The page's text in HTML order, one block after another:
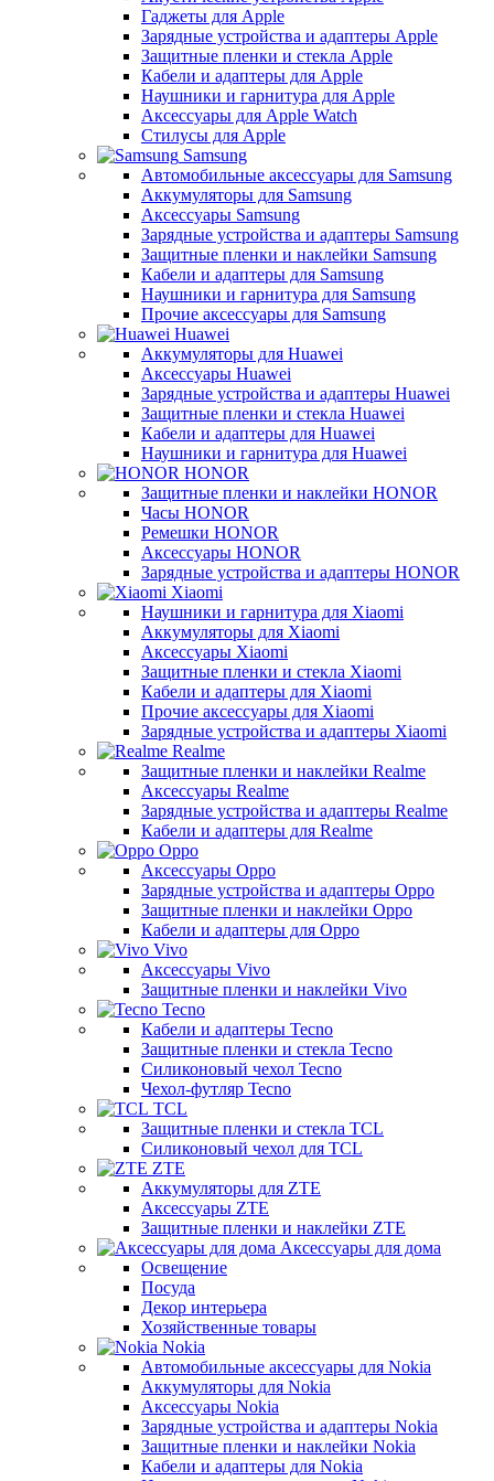
Гаджеты для Apple
Зарядные устройства и адаптеры Apple
Защитные пленки и стекла Apple
Кабели и адаптеры для Apple
Наушники и гарнитура для Apple
Аксессуары для Apple Watch
Стилусы для Apple
Samsung
Автомобильные аксессуары для Samsung
Аккумуляторы для Samsung
Аксессуары Samsung
Зарядные устройства и адаптеры Samsung
Защитные пленки и наклейки Samsung
Кабели и адаптеры для Samsung
Наушники и гарнитура для Samsung
Прочие аксессуары для Samsung
Huawei
Аккумуляторы для Huawei
Аксессуары Huawei
Зарядные устройства и адаптеры Huawei
Защитные пленки и стекла Huawei
Кабели и адаптеры для Huawei
Наушники и гарнитура для Huawei
HONOR
Защитные пленки и наклейки HONOR
Часы HONOR
Ремешки HONOR
Аксессуары HONOR
Зарядные устройства и адаптеры HONOR
Xiaomi
Наушники и гарнитура для Xiaomi
Аккумуляторы для Xiaomi
Аксессуары Xiaomi
Защитные пленки и стекла Xiaomi
Кабели и адаптеры для Xiaomi
Прочие аксессуары для Xiaomi
Зарядные устройства и адаптеры Xiaomi
Realme
Защитные пленки и наклейки Realme
Аксессуары Realme
Зарядные устройства и адаптеры Realme
Кабели и адаптеры для Realme
Oppo
Аксессуары Oppo
Зарядные устройства и адаптеры Oppo
Защитные пленки и наклейки Oppo
Кабели и адаптеры для Oppo
Vivo
Аксессуары Vivo
Защитные пленки и наклейки Vivo
Tecno
Кабели и адаптеры Tecno
Защитные пленки и стекла Tecno
Силиконовый чехол Tecno
Чехол-футляр Tecno
TCL
Защитные пленки и стекла TCL
Силиконовый чехол для TCL
ZTE
Аккумуляторы для ZTE
Аксессуары ZTE
Защитные пленки и наклейки ZTE
Аксессуары для дома
Освещение
Посуда
Декор интерьера
Хозяйственные товары
Nokia
Автомобильные аксессуары для Nokia
Аккумуляторы для Nokia
Аксессуары Nokia
Зарядные устройства и адаптеры Nokia
Защитные пленки и наклейки Nokia
Кабели и адаптеры для Nokia